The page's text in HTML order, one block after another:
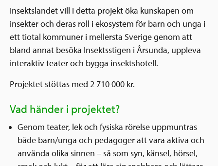
Insektslandet vill i detta projekt öka kunskapen om
insekter och deras roll i ekosystem för barn och unga i
ett tiotal kommuner i mellersta Sverige genom att
bland annat besöka Insektsstigen i Årsunda, uppleva
interaktiv teater och bygga insektshotell.
Projektet stöttas med 2 710 000 kr.
Vad händer i projektet?
Genom teater, lek och fysiska rörelse uppmuntras
både barn/unga och pedagoger att vara aktiva och
använda olika sinnen – så som syn, känsel, hörsel,